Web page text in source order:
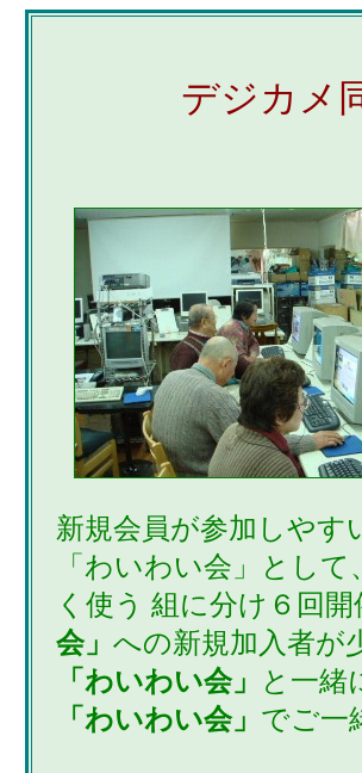
デジカメ
新規会員が参加しやす
「わいわい会」とし
く使う 組に分け６回
会」 への新規加入者が
「わいわい会」
と一緒
「わいわい会」 でご一